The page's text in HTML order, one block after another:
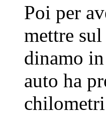
Poi per
mettre
dinamo
auto ha